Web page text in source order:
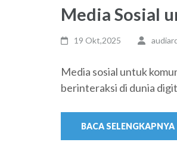
Media Sosial
19 Okt,2025
Media sosial untuk
berinteraksi di dunia
BACA SELENGKAPNYA